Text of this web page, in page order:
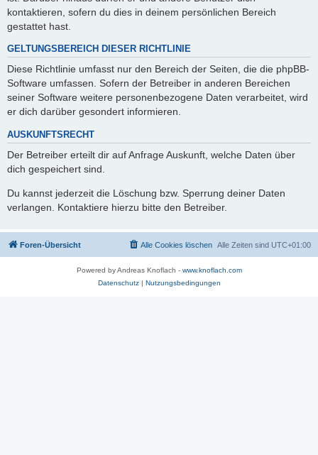
kontaktieren, sofern du dies in deinem persönlichen Bereich
gestattet hast.
GELTUNGSBEREICH DIESER RICHTLINIE
Diese Richtlinie umfasst nur den Bereich der Seiten, die die phpBB-
Software umfassen. Sofern der Betreiber in anderen Bereichen
seiner Software weitere personenbezogene Daten verarbeitet, wird
er dich darüber gesondert informieren.
AUSKUNFTSRECHT
Der Betreiber erteilt dir auf Anfrage Auskunft, welche Daten über
dich gespeichert sind.
Du kannst jederzeit die Löschung bzw. Sperrung deiner Daten
verlangen. Kontaktiere hierzu bitte den Betreiber.
Foren-Übersicht Alle Zeiten sind UTC+01:00
Alle Cookies löschen
Powered by Andreas Knoflach - www.knoflach.com
Datenschutz| Nutzungsbedingungen